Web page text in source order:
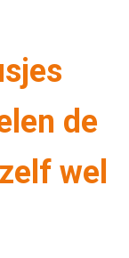
de
wel